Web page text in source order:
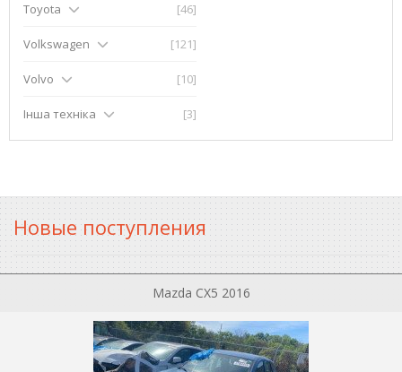
Toyota [46]
Volkswagen [121]
Volvo [10]
Інша техніка [3]
Новые поступления
Mazda CX5 2016